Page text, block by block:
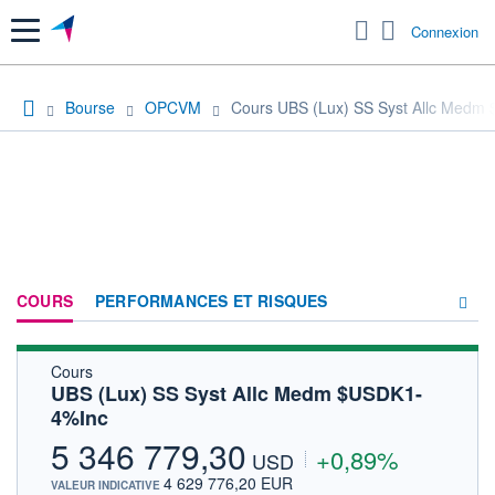
Menu Connexion
Bourse OPCVM Cours UBS (Lux) SS Syst Allc Medm
COURS PERFORMANCES ET RISQUES
FORUM
Cours
UBS (Lux) SS Syst Allc Medm $USDK1-
4%Inc
5 346 779,30 USD +0,89%
VALEUR INDICATIVE 4 629 776,20 EUR